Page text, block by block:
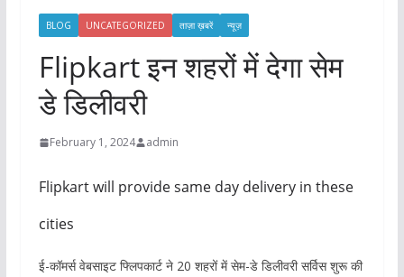
BLOG UNCATEGORIZED ताज़ा ख़बरें न्यूज़
Flipkart इन शहरों में देगा सेम
डे डिलीवरी
February 1, 2024 admin
Flipkart will provide same day delivery in these
cities
ई-कॉमर्स वेबसाइट फ्लिपकार्ट ने 20 शहरों में सेम-डे डिलीवरी सर्विस शुरू की